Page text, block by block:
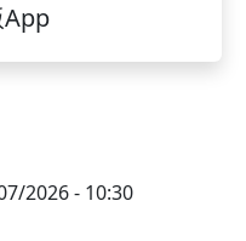
2026 - 10:30